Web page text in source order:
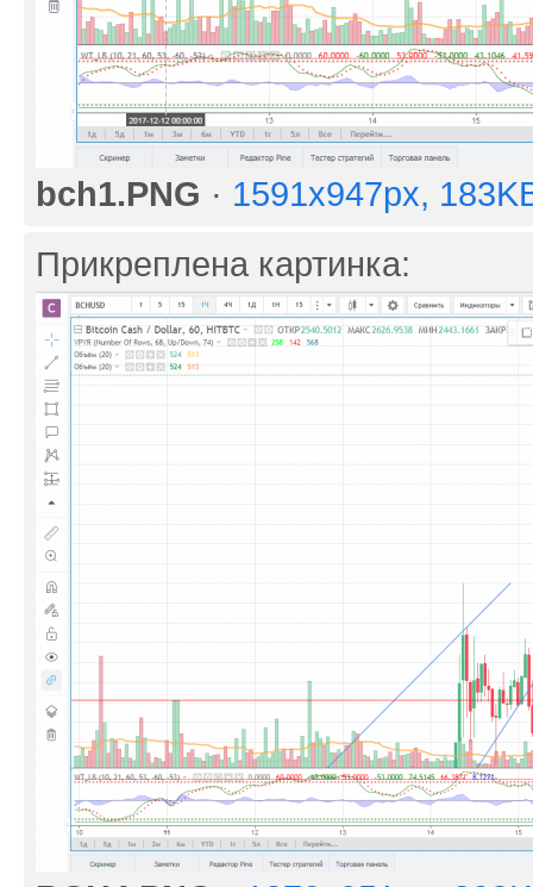
bch1.PNG · 1591x947px,
Прикреплена картинка: